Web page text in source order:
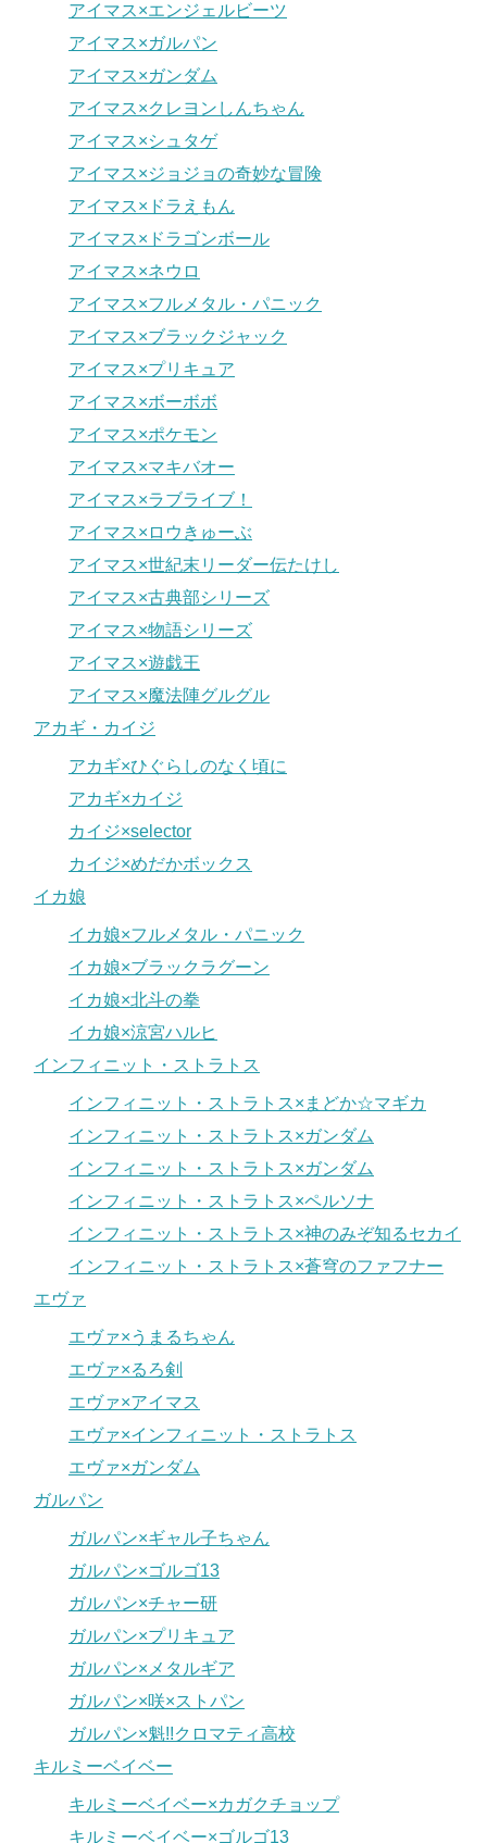
アイマス×エンジェルビーツ
アイマス×ガルパン
アイマス×ガンダム
アイマス×クレヨンしんちゃん
アイマス×シュタゲ
アイマス×ジョジョの奇妙な冒険
アイマス×ドラえもん
アイマス×ドラゴンボール
アイマス×ネウロ
アイマス×フルメタル・パニック
アイマス×ブラックジャック
アイマス×プリキュア
アイマス×ボーボボ
アイマス×ポケモン
アイマス×マキバオー
アイマス×ラブライブ！
アイマス×ロウきゅーぶ
アイマス×世紀末リーダー伝たけし
アイマス×古典部シリーズ
アイマス×物語シリーズ
アイマス×遊戯王
アイマス×魔法陣グルグル
アカギ・カイジ
アカギ×ひぐらしのなく頃に
アカギ×カイジ
カイジ×selector
カイジ×めだかボックス
イカ娘
イカ娘×フルメタル・パニック
イカ娘×ブラックラグーン
イカ娘×北斗の拳
イカ娘×涼宮ハルヒ
インフィニット・ストラトス
インフィニット・ストラトス×まどか☆マギカ
インフィニット・ストラトス×ガンダム
インフィニット・ストラトス×ガンダム
インフィニット・ストラトス×ペルソナ
インフィニット・ストラトス×神のみぞ知るセカイ
インフィニット・ストラトス×蒼穹のファフナー
エヴァ
エヴァ×うまるちゃん
エヴァ×るろ剣
エヴァ×アイマス
エヴァ×インフィニット・ストラトス
エヴァ×ガンダム
ガルパン
ガルパン×ギャル子ちゃん
ガルパン×ゴルゴ13
ガルパン×チャー研
ガルパン×プリキュア
ガルパン×メタルギア
ガルパン×咲×ストパン
ガルパン×魁!!クロマティ高校
キルミーベイベー
キルミーベイベー×カガクチョップ
キルミーベイベー×ゴルゴ13